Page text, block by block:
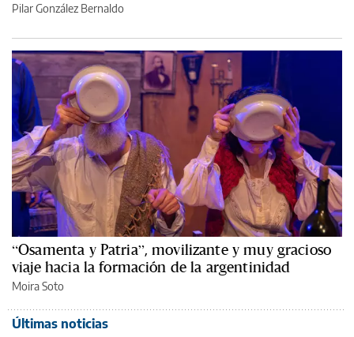
Pilar González Bernaldo
“Osamenta y Patria”, movilizante y muy gracioso
viaje hacia la formación de la argentinidad
Moira Soto
Últimas noticias